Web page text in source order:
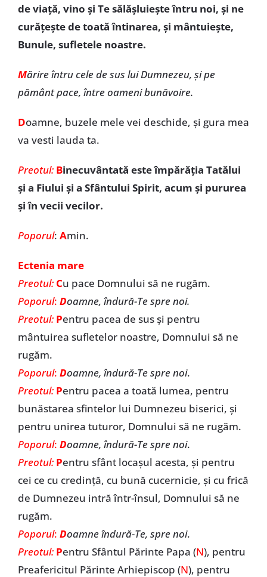
de viaţă, vino şi Te sălășluiește întru noi, și ne
curăţeşte de toată întinarea, şi mântuieşte,
Bunule, sufletele noastre.
Mărire întru cele de sus lui Dumnezeu, şi pe
pământ pace, între oameni bunăvoire.
Doamne, buzele mele vei deschide, şi gura mea
va vesti lauda ta.
Preotul: Binecuvântată este împărăția Tatălui
și a Fiului și a Sfântului Spirit, acum și pururea
și în vecii vecilor.
Poporul: Amin.
Ectenia mare
Preotul: Cu pace Domnului să ne rugăm.
Poporul: Doamne, îndură-Te spre noi.
Preotul: Pentru pacea de sus și pentru
mântuirea sufletelor noastre, Domnului să ne
rugăm.
Poporul: Doamne, îndură-Te spre noi.
Preotul: Pentru pacea a toată lumea, pentru
bunăstarea sfintelor lui Dumnezeu biserici, și
pentru unirea tuturor, Domnului să ne rugăm.
Poporul: Doamne, îndură-Te spre noi.
Preotul: Pentru sfânt locașul acesta, și pentru
cei ce cu credință, cu bună cucernicie, și cu frică
de Dumnezeu intră într-însul, Domnului să ne
rugăm.
Poporul: Doamne îndură-Te, spre noi.
Preotul: Pentru Sfântul Părinte Papa (N), pentru
Preafericitul Părinte Arhiepiscop (N), pentru